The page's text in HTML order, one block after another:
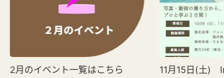
2月のイベント一覧はこちら
11月15日(土)